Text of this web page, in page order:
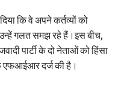
कि वे अपने कर्तव्यों को
गलत समझ रहे हैं।इस बीच,
पार्टी के दो नेताओं को हिंसा
एफआईआर दर्ज की है।